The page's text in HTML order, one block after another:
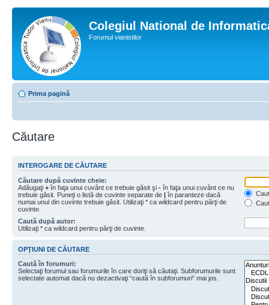
Colegiul National de
Forumul vianistilor
Prima pagină
Căutare
INTEROGARE DE CĂUTARE
Căutare după cuvinte cheie:
Adăugaţi + în faţa unui cuvânt ce trebuie găsit şi - în faţa unui cuvânt ce nu
trebuie găsit. Puneţi o listă de cuvinte separate de | în paranteze dacă
numai unul din cuvinte trebuie găsit. Utilizaţi * ca wildcard pentru părţi de
cuvinte.
Caută după autor:
Utilizaţi * ca wildcard pentru părţi de cuvinte.
OPŢIUNI DE CĂUTARE
Caută în forumuri:
Selectaţi forumul sau forumurile în care doriţi să căutaţi. Subforumurile sunt
selectate automat dacă nu dezactivaţi “caută în subforumuri“ mai jos.